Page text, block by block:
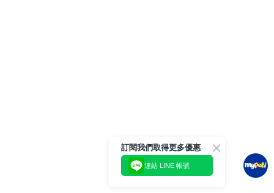
訂閱我們取得更多優惠
連結 LINE 帳號